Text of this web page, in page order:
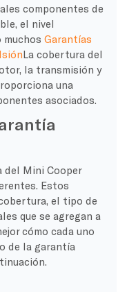
componentes de
el nivel
muchos Garantías
La cobertura del
la transmisión y
una
asociados.
del Mini Cooper
Estos
el tipo de
que se agregan a
cómo cada uno
de la garantía